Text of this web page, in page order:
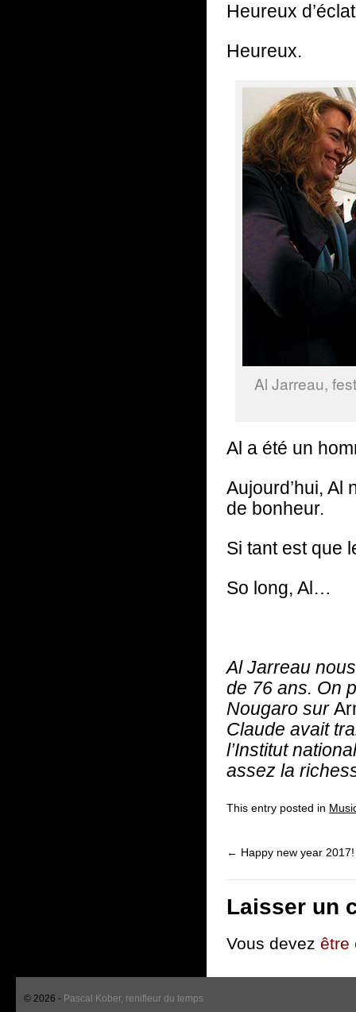
Heureux
Heureux.
Al Jarreau,
Al a été un
Aujourd’hui, Al
de bonheur.
Si tant est que
So long, Al…
Al Jarreau
de 76 ans. On
Nougaro sur
Claude avait
l’Institut
assez la
This entry posted in
← Happy new year 2017!
Laisser un
Vous devez être
© 2026 - Pascal Kober, renifleur du temps